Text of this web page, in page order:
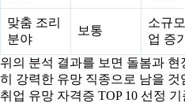
맞춤 조리
분야
보통
소규
업 증
위의 분석 결과를 보면 돌봄과
히 강력한 유망 직종으로 남을 것
취업 유망 자격증 TOP 10 선정